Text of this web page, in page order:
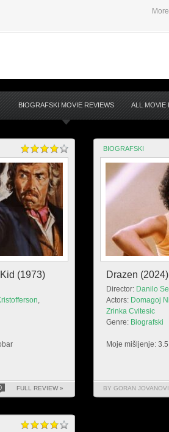
BIOGRAFSKI MOVIE REVIEWS ALL MOVIE
(1973)
,
FULL REVIEW »
BIOGRAFSKI
Drazen (2024)
Director: Danilo
Actors: Domagoj
Zrinka Cvitesic
Genre: Biografski
Moje mišljenje:
BY GORAN